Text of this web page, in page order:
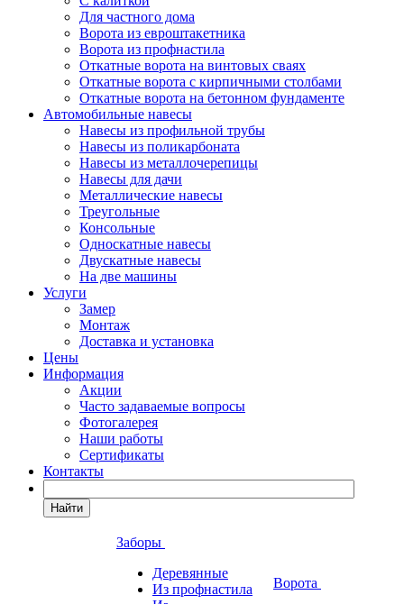
Для частного дома
Ворота из евроштакетника
Ворота из профнастила
Откатные ворота на винтовых сваях
Откатные ворота с кирпичными столбами
Откатные ворота на бетонном фундаменте
Автомобильные навесы
Навесы из профильной трубы
Навесы из поликарбоната
Навесы из металлочерепицы
Навесы для дачи
Металлические навесы
Треугольные
Консольные
Односкатные навесы
Двускатные навесы
На две машины
Услуги
Замер
Монтаж
Доставка и установка
Цены
Информация
Акции
Часто задаваемые вопросы
Фотогалерея
Наши работы
Сертификаты
Контакты
Найти
Заборы
Деревянные
Из профнастила
Ворота